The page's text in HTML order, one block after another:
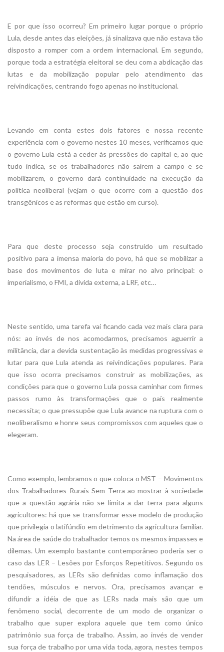
E por que isso ocorreu? Em primeiro lugar porque o próprio
Lula, desde antes das eleições, já sinalizava que não estava tão
disposto a romper com a ordem internacional. Em segundo,
porque toda a estratégia eleitoral se deu com a abdicação das
lutas e da mobilização popular pelo atendimento das
reivindicações, centrando fogo apenas no institucional.
Levando em conta estes dois fatores e nossa recente
experiência com o governo nestes 10 meses, verificamos que
o governo Lula está a ceder às pressões do capital e, ao que
tudo indica, se os trabalhadores não saírem a campo e se
mobilizarem, o governo dará continuidade na execução da
política neoliberal (vejam o que ocorre com a questão dos
transgênicos e as reformas que estão em curso).
Para que deste processo seja construído um resultado
positivo para a imensa maioria do povo, há que se mobilizar a
base dos movimentos de luta e mirar no alvo principal: o
imperialismo, o FMI, a divida externa, a LRF, etc…
Neste sentido, uma tarefa vai ficando cada vez mais clara para
nós: ao invés de nos acomodarmos, precisamos aguerrir a
militância, dar a devida sustentação às medidas progressivas e
lutar para que Lula atenda as reivindicações populares. Para
que isso ocorra precisamos construir as mobilizações, as
condições para que o governo Lula possa caminhar com firmes
passos rumo às transformações que o país realmente
necessita; o que pressupõe que Lula avance na ruptura com o
neoliberalismo e honre seus compromissos com aqueles que o
elegeram.
Como exemplo, lembramos o que coloca o MST – Movimentos
dos Trabalhadores Rurais Sem Terra ao mostrar à sociedade
que a questão agrária não se limita a dar terra para alguns
agricultores: há que se transformar esse modelo de produção
que privilegia o latifúndio em detrimento da agricultura familiar.
Na área de saúde do trabalhador temos os mesmos impasses e
dilemas. Um exemplo bastante contemporâneo poderia ser o
caso das LER – Lesões por Esforços Repetitivos. Segundo os
pesquisadores, as LERs são definidas como inflamação dos
tendões, músculos e nervos. Ora, precisamos avançar e
difundir a idéia de que as LERs nada mais são que um
fenômeno social, decorrente de um modo de organizar o
trabalho que super explora aquele que tem como único
patrimônio sua força de trabalho. Assim, ao invés de vender
sua força de trabalho por uma vida toda, agora, nestes tempos